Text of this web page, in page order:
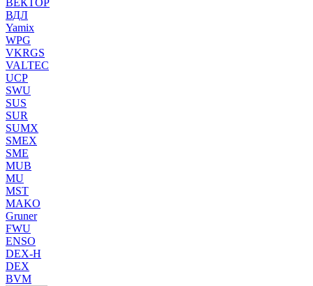
ВЕКТОР
ВДЛ
Yamix
WPG
VKRGS
VALTEC
UCP
SWU
SUS
SUR
SUMX
SMEX
SME
MUB
MU
MST
MAKO
Gruner
FWU
ENSO
DEX-H
DEX
BVM